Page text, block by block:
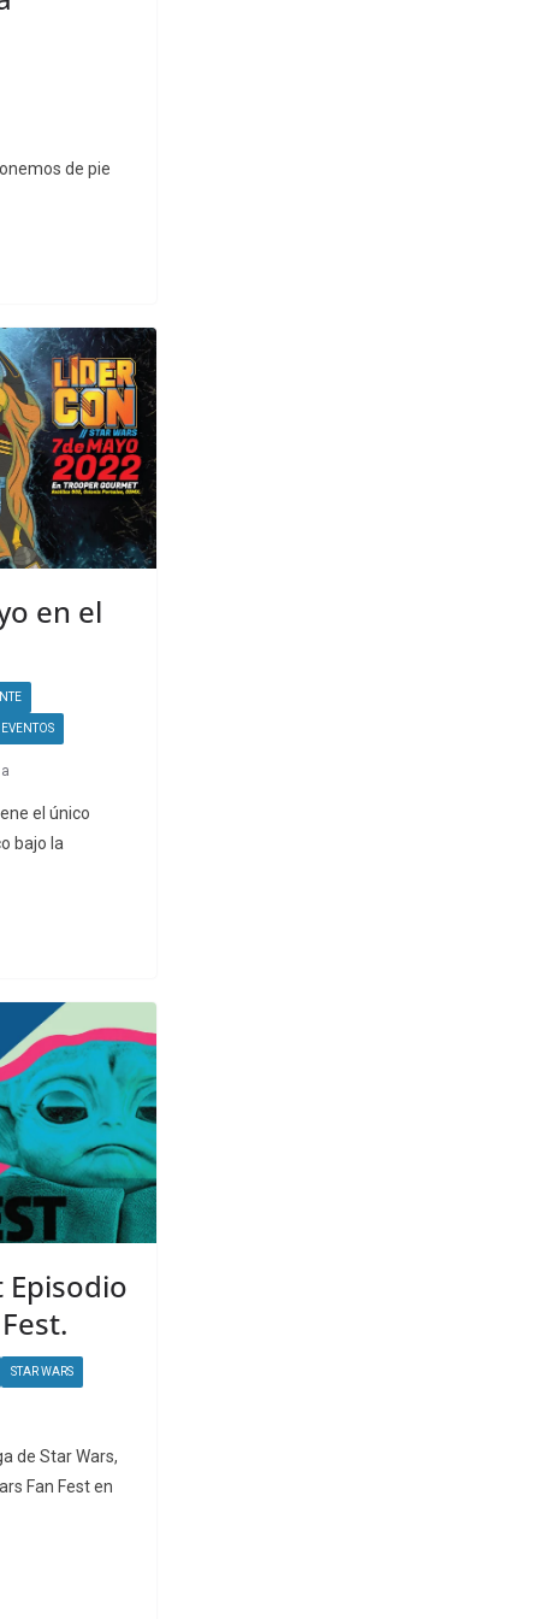
de pie
en el
EVENTOS
el único
bajo la
Episodio
STAR WARS
de Star Wars,
Fan Fest en